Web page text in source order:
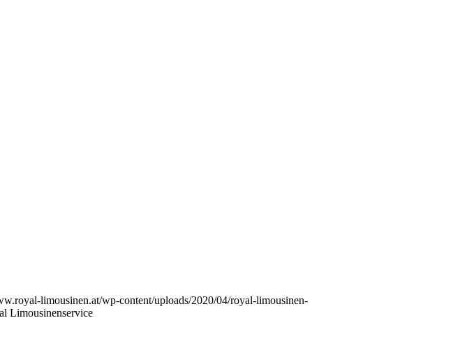
limousinen.at/wp-content/uploads/2020/04/royal-limousinen-
Limousinenservice